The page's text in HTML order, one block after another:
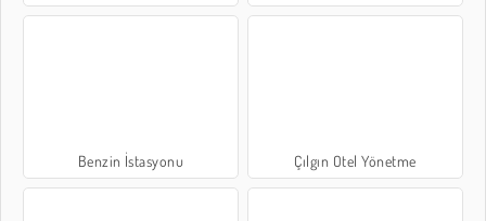
Benzin İstasyonu Çılgın Otel Yönetme